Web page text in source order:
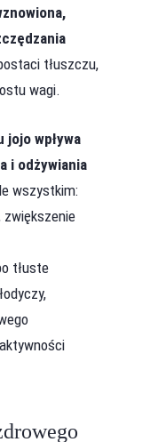
tłuszczu,
wagi.
wpływa
i odżywiania
wszystkim:
zwiększenie
tłuste